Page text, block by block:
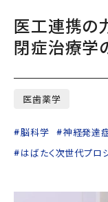
医工連携の
閉症治療学
医歯薬学
脳科学 神経発達
はばたく次世代プロ